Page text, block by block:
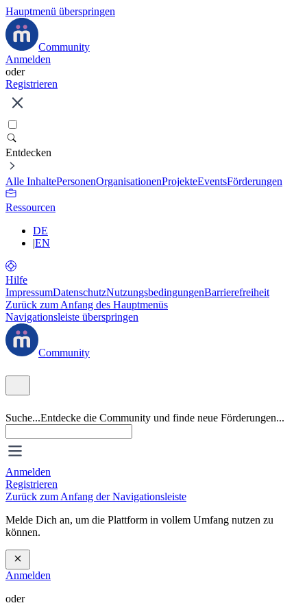
Hauptmenü überspringen
Community
Anmelden
oder
Registrieren
Entdecken
Alle InhaltePersonenOrganisationenProjekteEventsFörderungen
Ressourcen
DE
|EN
Hilfe
ImpressumDatenschutzNutzungsbedingungenBarrierefreiheit
Zurück zum Anfang des Hauptmenüs
Navigationsleiste überspringen
Community
Suche...Entdecke die Community und finde neue Förderungen...
Anmelden
Registrieren
Zurück zum Anfang der Navigationsleiste
Melde Dich an, um die Plattform in vollem Umfang nutzen zu
können.
Anmelden
oder